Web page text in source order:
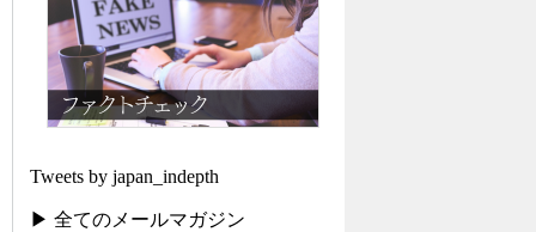
Tweets by japan_indepth
▶ 全てのメールマガジン